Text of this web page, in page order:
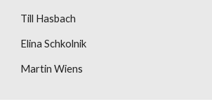
Till Hasbach
Elina Schkolnik
Martin Wiens